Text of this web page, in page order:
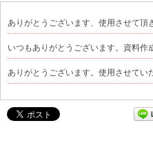
ありがとうございます、使用させて頂
いつもありがとうございます。資料作
ありがとうございます。使用させてい